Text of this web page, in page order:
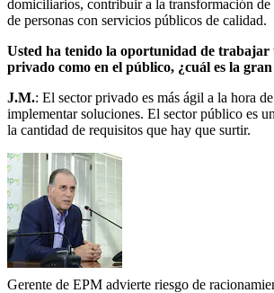
domiciliarios, contribuir a la transformación
de personas con servicios públicos de calidad.
Usted ha tenido la oportunidad de trabajar
privado como en el público, ¿cuál es la
J.M.: El sector privado es más ágil a la hora
implementar soluciones. El sector público es
la cantidad de requisitos que hay que surtir.
Gerente de EPM advierte riesgo de